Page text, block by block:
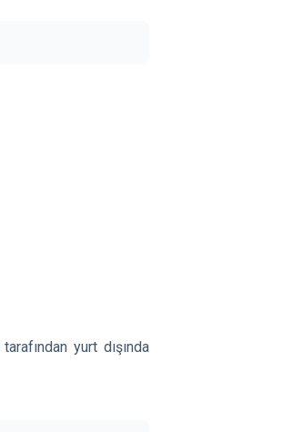
yurt dışında